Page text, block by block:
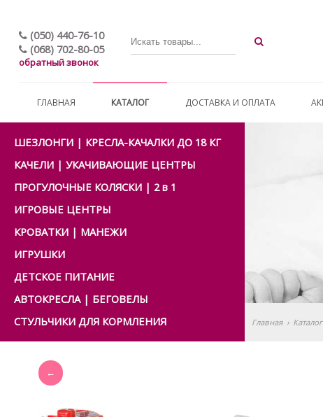
(050) 440-76-10
(068) 702-80-05
обратный звонок
ГЛАВНАЯ КАТАЛОГ ДОСТАВКА И ОПЛАТА
ШЕЗЛОНГИ | КРЕСЛА-КАЧАЛКИ ДО 18 КГ
КАЧЕЛИ | УКАЧИВАЮЩИЕ ЦЕНТРЫ
ПРОГУЛОЧНЫЕ КОЛЯСКИ | 2 в 1
ИГРОВЫЕ ЦЕНТРЫ
КРОВАТКИ | МАНЕЖИ
ИГРУШКИ
ДЕТСКОЕ ПИТАНИЕ
АВТОКРЕСЛА | БЕГОВЕЛЫ
СТУЛЬЧИКИ ДЛЯ КОРМЛЕНИЯ
Главная › Каталог